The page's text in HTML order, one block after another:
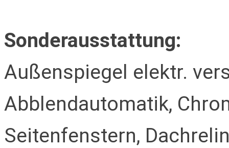
Sonderausstattung:
Außenspiegel elektr.
Abblendautomatik,
Seitenfenstern,